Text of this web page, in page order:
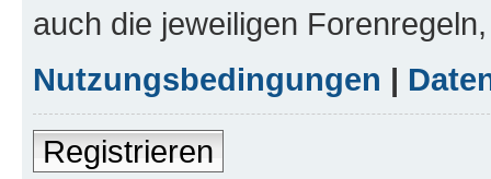
auch die jeweiligen
Nutzungsbedingungen |
Registrieren